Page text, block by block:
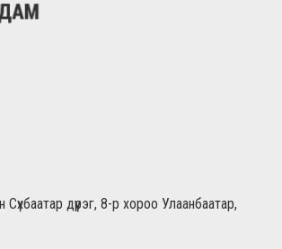
дүүрэг, 8-р хороо Улаанбаатар,